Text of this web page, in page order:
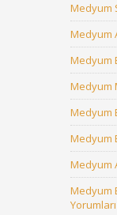
Medyum
Medyum
Medyum
Medyum
Medyum
Medyum
Medyum
Medyum
Yorumları